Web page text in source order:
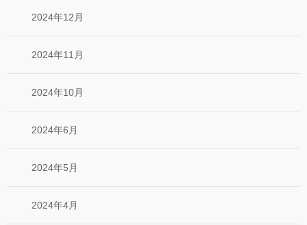
2024年12月
2024年11月
2024年10月
2024年6月
2024年5月
2024年4月